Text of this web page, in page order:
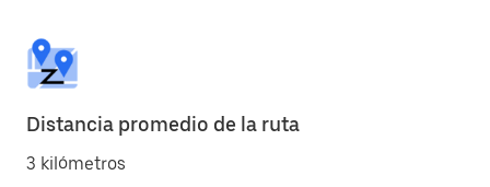
Distancia promedio de la ruta
3 kilómetros